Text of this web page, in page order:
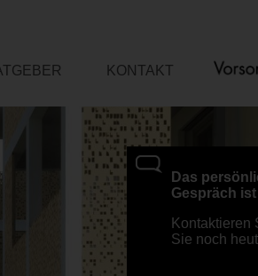
Das
Gespräch
Kontaktieren
Sie noch
KONTAKT